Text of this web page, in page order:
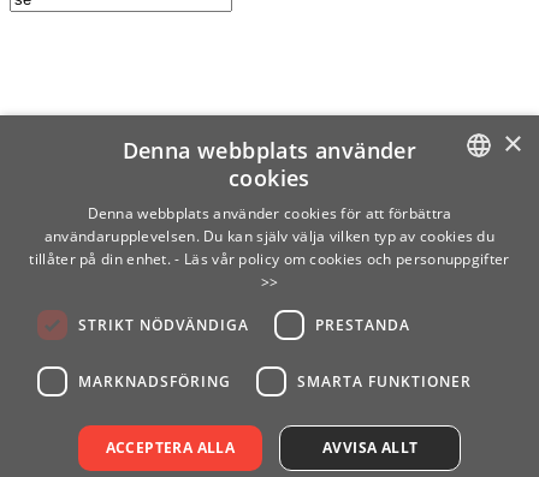
SWEDISH
×
Denna webbplats använder
cookies
Denna webbplats använder cookies för att förbättra
användarupplevelsen. Du kan själv välja vilken typ av cookies du
tillåter på din enhet. - Läs vår policy om cookies och personuppgifter
>>
STRIKT NÖDVÄNDIGA PRESTANDA
MARKNADSFÖRING SMARTA FUNKTIONER
ACCEPTERA ALLA AVVISA ALLT